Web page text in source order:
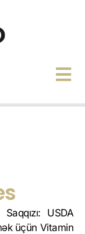
USDA
üçün Vitamin